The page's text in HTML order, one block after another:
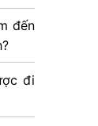
đến
đi